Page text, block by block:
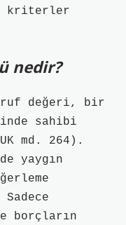
kriterler
nedir?
değeri, bir
sahibi
md. 264).
yaygın
borçların